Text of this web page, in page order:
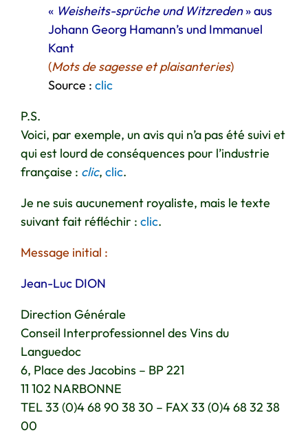
« Weisheits-sprüche und Witzreden» aus
Johann Georg Hamann’s und Immanuel
Kant
(Mots de sagesse et plaisanteries)
Source : clic
P.S.
Voici, par exemple, un avis qui n’a pas été suivi et
qui est lourd de conséquences pour l’industrie
française : clic, clic.
Je ne suis aucunement royaliste, mais le texte
suivant fait réfléchir : clic.
Message initial :
Jean-Luc DION
Direction Générale
Conseil Interprofessionnel des Vins du
Languedoc
6, Place des Jacobins – BP 221
11 102 NARBONNE
TEL 33 (0)4 68 90 38 30 – FAX 33 (0)4 68 32 38
00